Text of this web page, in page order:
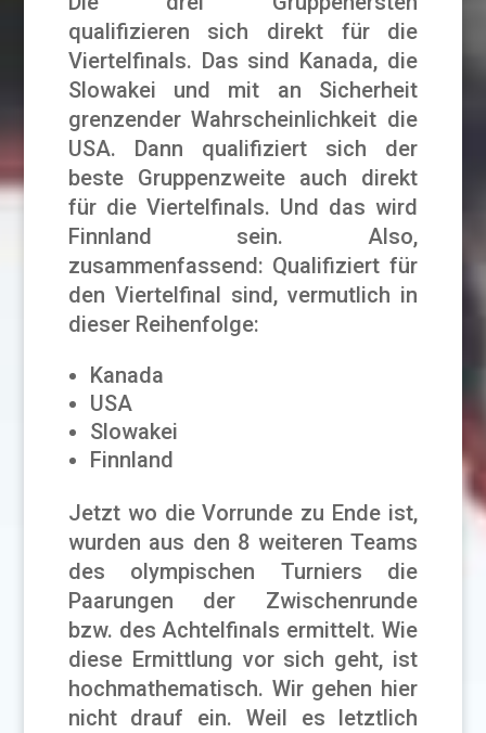
qualifizieren sich direkt für die
Viertelfinals. Das sind Kanada, die
Slowakei und mit an Sicherheit
grenzender Wahrscheinlichkeit die
USA. Dann qualifiziert sich der
beste Gruppenzweite auch direkt
für die Viertelfinals. Und das wird
Finnland sein. Also,
zusammenfassend: Qualifiziert für
den Viertelfinal sind, vermutlich in
dieser Reihenfolge:
Kanada
USA
Slowakei
Finnland
Jetzt wo die Vorrunde zu Ende ist,
wurden aus den 8 weiteren Teams
des olympischen Turniers die
Paarungen der Zwischenrunde
bzw. des Achtelfinals ermittelt. Wie
diese Ermittlung vor sich geht, ist
hochmathematisch. Wir gehen hier
nicht drauf ein. Weil es letztlich